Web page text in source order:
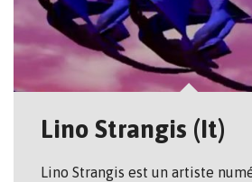
Lino Strangis (It)
Lino Strangis est un artiste